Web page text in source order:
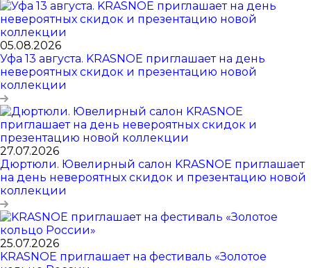
05.08.2026
Уфа 13 августа. KRASNOE приглашает на день
невероятных скидок и презентацию новой
коллекции
27.07.2026
Дюртюли. Ювелирный салон KRASNOE приглашает
на день невероятных скидок и презентацию новой
коллекции
25.07.2026
KRASNOE приглашает на фестиваль «Золотое